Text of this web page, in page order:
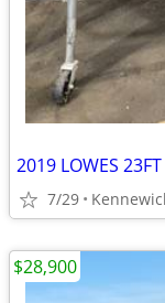
2019 LOWES
7/29
$28,900